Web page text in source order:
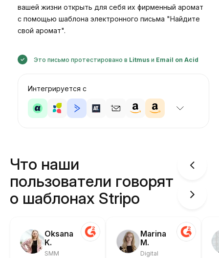
вашей жизни открыть для себя их фирменный аромат
с помощью шаблона электронного письма "Найдите
свой аромат".
Это письмо протестировано в Litmus и Email on Acid
Интегрируется с
Что наши
пользователи говорят
о шаблонах Stripo
Oksana
K.
SMM
Marina
M.
Digital